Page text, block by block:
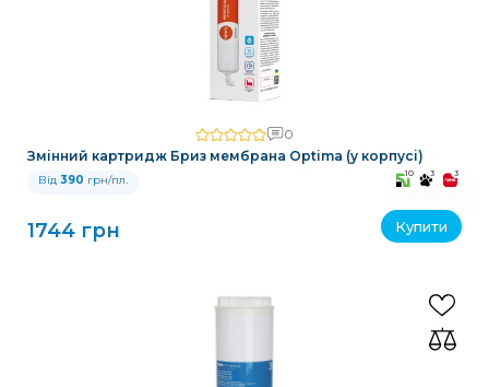
0
Змінний картридж Бриз мембрана Optima (у корпусі)
Від 390 грн/пл. 10 3 3
1744 грн Купити